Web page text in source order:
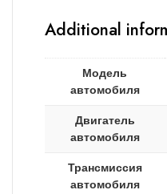
Additional
Модель
автомобиля
Двигатель
автомобиля
Трансмиссия
автомобиля